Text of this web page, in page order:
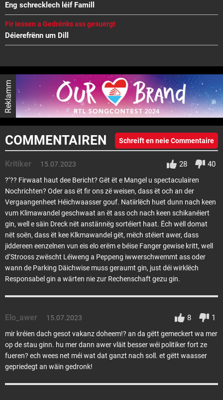
Eng schrecklech léif Famill
Fir Iessen a Gedrénks ass gesuergt
Déierefrënn um Dill
Reklamm
COMMENTAIREN Schreift en neie Commentaire
Kritiker 15.07.2023 28 40
?’?? Firwaat haut dee Bericht? Gët ët e Mangel u spectaculairen
Nochrichten? Oder ass ët fir ons zë weisen, dass ët och an der
Vergaangenheet Héichwaasser gouf. Natiirlëch huet dunn nach keen
vum Klimawandel geschwaat an ët ass och nach keen schikanéiert
gin, well e säin Dreck nët anstännëg sortéiert haat. Ëch wėll domat
nët soën, dass ët kee Klkmawandel gët, mëch stéiert awer, dass
jiddereen eenzelnen vun eis elo erëm e béise Fanger gewise kritt, well
d’Strooss zwëscht Léiweng a Peppeng iwwerschwemmt ass oder
wann de Parking Däichwise muss geraumt gin, just déi wirklëch
Responsabel gin a wärten nie zur Rechenschaft gezu gin.
Elo_awer 15.07.2023 8 1
mir kréien dach gesot vakanz doheem!? an da gëtt gemeckert wa mer
op de stau ginn. hu mer dann awer vläit besser wéi politiker fort ze
fueren? ech wees net méi wat dat ganzt nach soll. et gëtt waasser
gepriedegt an wäin gedronk!